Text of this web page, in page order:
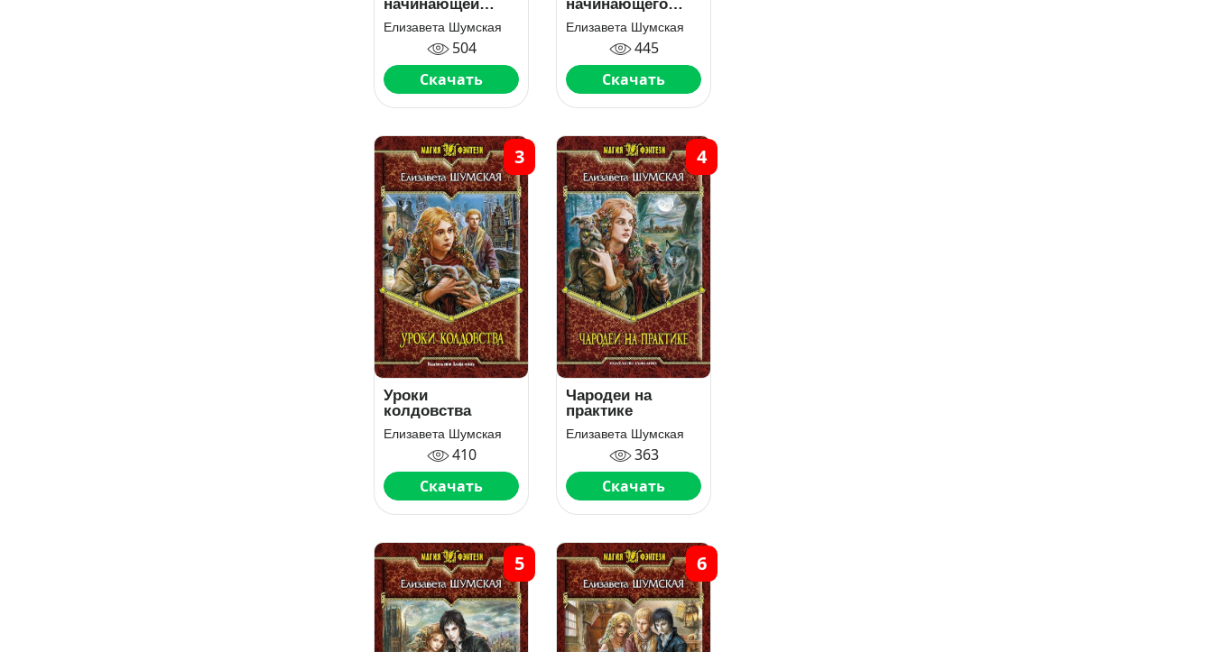
начинающей
ведьмы
Елизавета Шумская
504
Скачать
начинающего
мага
Елизавета Шумская
445
Скачать
Уроки
колдовства
Елизавета Шумская
410
Скачать
3
Чародеи на
практике
Елизавета Шумская
363
Скачать
4
5 6